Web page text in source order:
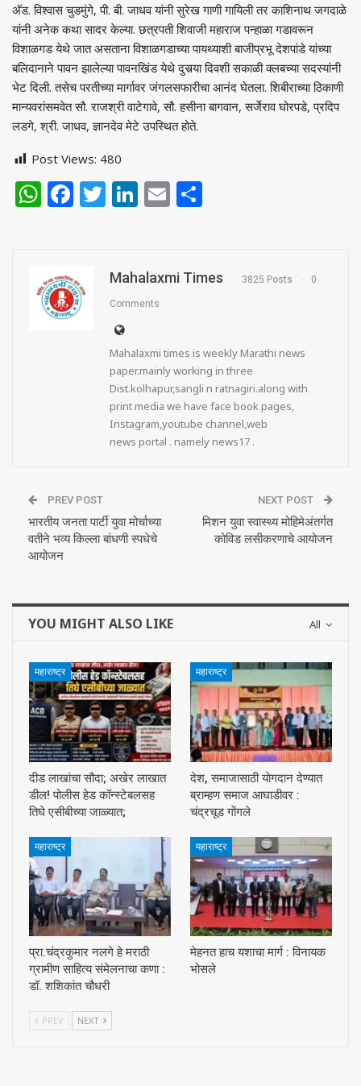
अ‍ॅड. विश्‍वास चुडमुंगे, पी. बी. जाधव यांनी सुरेख गाणी गायिली तर काशिनाथ जगदाळे
यांनी अनेक कथा सादर केल्या. छत्रपती शिवाजी महाराज पन्हाळा गडावरून
विशाळगड येथे जात असताना विशाळगडाच्या पायथ्याशी बाजीप्रभू देशपांडे यांच्या
बलिदानाने पावन झालेल्या पावनखिंड येथे दुसर्‍या दिवशी सकाळी क्लबच्या सदस्यांनी
भेट दिली. तसेच परतीच्या मार्गावर जंगलसफारीचा आनंद घेतला. शिबीराच्या ठिकाणी
मान्यवरांसमवेत सौ. राजश्री वाटेगावे, सौ. हसीना बागवान, सर्जेराव घोरपडे, प्रदिप
लडगे, श्री. जाधव, ज्ञानदेव मेटे उपस्थित होते.
Post Views: 480
WhatsApp
Facebook
Twitter
LinkedIn
Email
Mahalaxmi Times 3825 Posts 0
Comments
Mahalaxmi times is weekly Marathi news
paper.mainly working in three
Dist.kolhapur,sangli n ratnagiri.along with
print media we have face book pages,
Instagram,youtube channel,web
news portal . namely news17 .
PREV POST
भारतीय जनता पार्टी युवा मोर्चाच्या
वतीने भव्य किल्ला बांधणी स्पधेचे
आयोजन
NEXT POST
मिशन युवा स्वास्थ्य मोहिमेअंतर्गत
कोविड लसीकरणाचे आयोजन
All
YOU MIGHT ALSO LIKE
महाराष्ट्र
दीड लाखांचा सौदा; अखेर लाखात
डील! पोलीस हेड कॉन्स्टेबलसह
तिघे एसीबीच्या जाळ्यात;
महाराष्ट्र
देश, समाजासाठी याेगदान देण्यात
ब्राम्हण समाज आघाडीवर :
चंद्रचूड गाेंगले
महाराष्ट्र
प्रा.चंद्रकुमार नलगे हे मराठी
ग्रामीण साहित्य संमेलनाचा कणा :
डॉ. शशिकांत चौधरी
महाराष्ट्र
मेहनत हाच यशाचा मार्ग : विनायक
भोसले
PREV NEXT